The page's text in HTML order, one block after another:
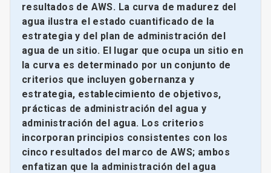
resultados de AWS. La curva de madurez del
agua ilustra el estado cuantificado de la
estrategia y del plan de administración del
agua de un sitio. El lugar que ocupa un sitio en
la curva es determinado por un conjunto de
criterios que incluyen gobernanza y
estrategia, establecimiento de objetivos,
prácticas de administración del agua y
administración del agua. Los criterios
incorporan principios consistentes con los
cinco resultados del marco de AWS​​​​​​​; ambos
enfatizan que la administración del agua